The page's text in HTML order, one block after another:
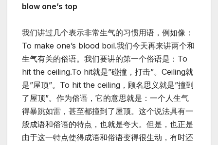
blow one’s top
我们讲过几个表示非常生气的习惯用语，例如像：
To make one’s blood boil.我们今天再来讲两个和
生气有关的俗语。我们要讲的第一个俗语是：To
hit the ceiling.To hit就是”碰撞，打击”。Ceiling就
是”屋顶”。To hit the ceiling，顾名思义就是”撞到
了屋顶”。作为俗语，它的意思就是：一个人生气
得暴跳如雷，甚至都撞到了屋顶。这个说法具有一
般成语和俗语的特点，也就是夸大。但是，也正是
由于这一特点使得成语和俗语变得很生动，有时还